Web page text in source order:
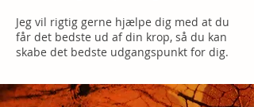
Jeg vil rigtig gerne hjælpe dig med at du
får det bedste ud af din krop, så du kan
skabe det bedste udgangspunkt for dig.